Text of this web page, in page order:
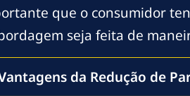
que o consumidor
seja feita de
da Redução de